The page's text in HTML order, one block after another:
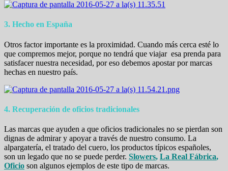
3. Hecho en España
Otros factor importante es la proximidad. Cuando más cerca esté lo
que compremos mejor, porque no tendrá que viajar esa prenda para
satisfacer nuestra necesidad, por eso debemos apostar por marcas
hechas en nuestro país.
4. Recuperación de oficios tradicionales
Las marcas que ayuden a que oficios tradicionales no se pierdan son
dignas de admirar y apoyar a través de nuestro consumo. La
alpargatería, el tratado del cuero, los productos típicos españoles,
son un legado que no se puede perder. Slowers, La Real Fábrica,
Oficio son algunos ejemplos de este tipo de marcas.